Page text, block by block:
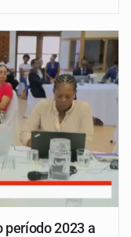
período 2023 a